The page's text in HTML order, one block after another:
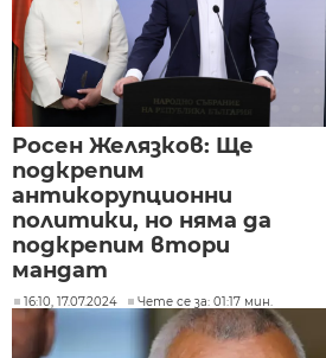
Росен Желязков: Ще
подкрепим
антикорупционни
политики, но няма да
подкрепим втори
мандат
16:10, 17.07.2024 Чете се за: 01:17 мин.